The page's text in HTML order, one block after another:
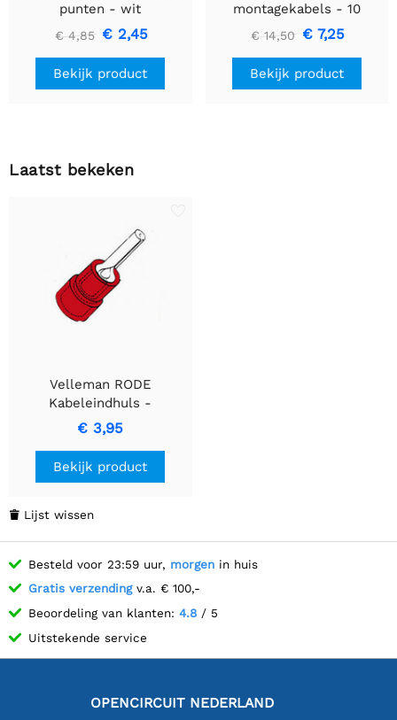
punten - wit
€ 4,85 € 2,45
Bekijk product
montagekabels - 10
kleuren - 60m - flexibele
kern (multi core)
€ 14,50 € 7,25
Bekijk product
Laatst bekeken
Velleman RODE
Kabeleindhuls -
Hoogwaardige
Kabeleindhuls
€ 3,95
Bekijk product
 Lijst wissen
Besteld voor 23:59 uur, morgen in huis
Gratis verzendingv.a. € 100,-
Beoordeling van klanten: 4.8 / 5
Uitstekende service
OPENCIRCUIT NEDERLAND